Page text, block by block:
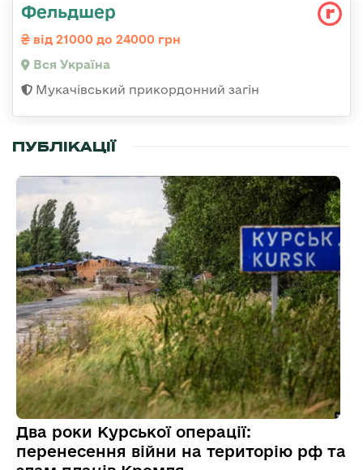
Фельдшер
від 21000 до 24000 грн
Вся Україна
Мукачівський прикордонний загін
ПУБЛІКАЦІЇ
Два роки Курської операції:
перенесення війни на територію рф та